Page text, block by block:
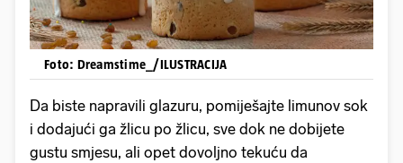
Foto: Dreamstime_/ILUSTRACIJA
Da biste napravili glazuru, pomiješajte limunov sok
i dodajući ga žlicu po žlicu, sve dok ne dobijete
gustu smjesu, ali opet dovoljno tekuću da